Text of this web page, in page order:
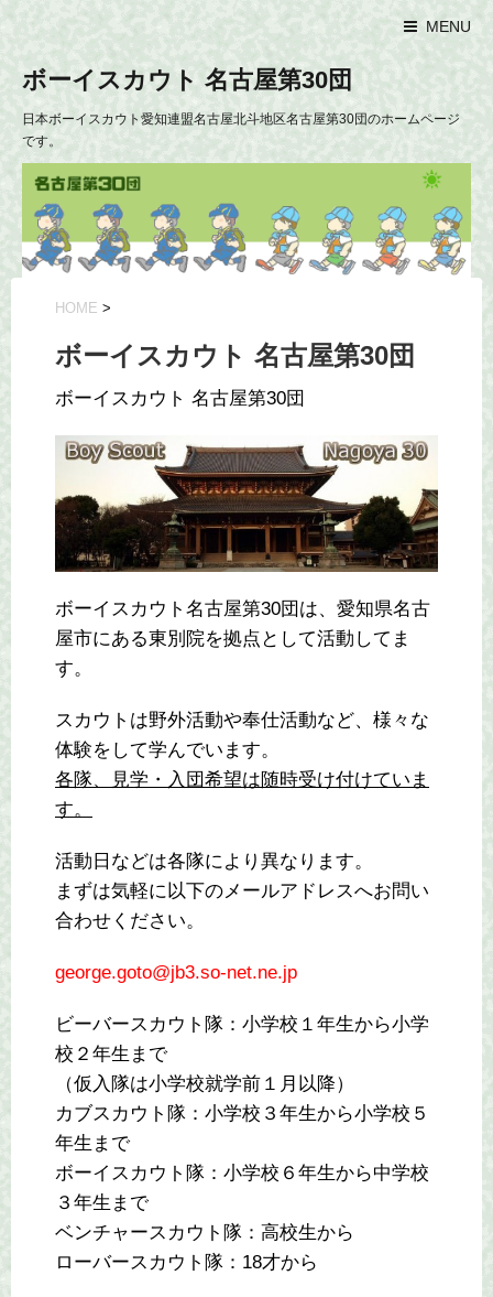
MENU
ボーイスカウト 名古屋第30団
日本ボーイスカウト愛知連盟名古屋北斗地区名古屋第30団のホームページ
です。
HOME >
ボーイスカウト 名古屋第30団
ボーイスカウト 名古屋第30団
ボーイスカウト名古屋第30団は、愛知県名古
屋市にある東別院を拠点として活動してま
す。
スカウトは野外活動や奉仕活動など、様々な
体験をして学んでいます。
各隊、見学・入団希望は随時受け付けていま
す。
活動日などは各隊により異なります。
まずは気軽に以下のメールアドレスへお問い
合わせください。
george.goto@jb3.so-net.ne.jp
ビーバースカウト隊：小学校１年生から小学
校２年生まで
（仮入隊は小学校就学前１月以降）
カブスカウト隊：小学校３年生から小学校５
年生まで
ボーイスカウト隊：小学校６年生から中学校
３年生まで
ベンチャースカウト隊：高校生から
ローバースカウト隊：18才から